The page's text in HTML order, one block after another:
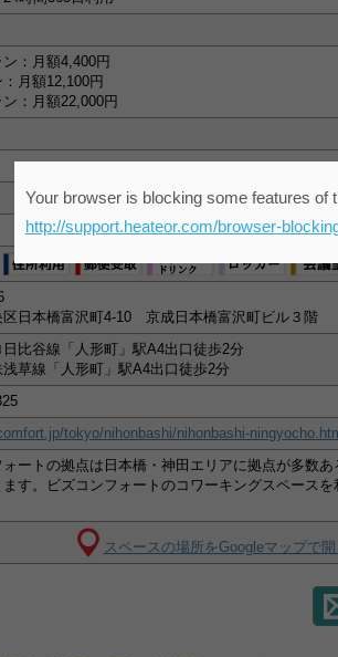
：月額4,400円
月額12,100円
：月額22,000円
区日本橋富沢町4-10 京成日本橋富沢町ビル３階
比谷線「人形町」駅A4出口徒歩2分
草線「人形町」駅A4出口徒歩2分
tokyo/nihonbashi/nihonbashi-
ォートの拠点は日本橋・神田エリアに拠点が多数
ます。ビズコンフォートのコワーキングスペース
スペースの場所をGoogleマップで開
Your browser is blocking some features of
http://support.heateor.com/browser-